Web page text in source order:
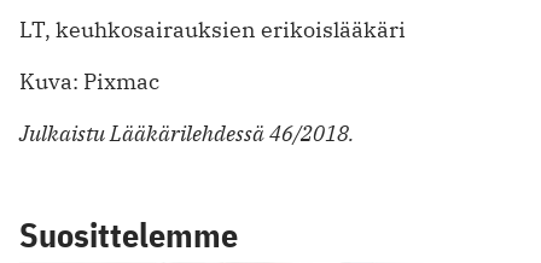
LT, keuhkosairauksien erikoislääkäri
Kuva: Pixmac
Julkaistu Lääkärilehdessä 46/2018.
Suosittelemme